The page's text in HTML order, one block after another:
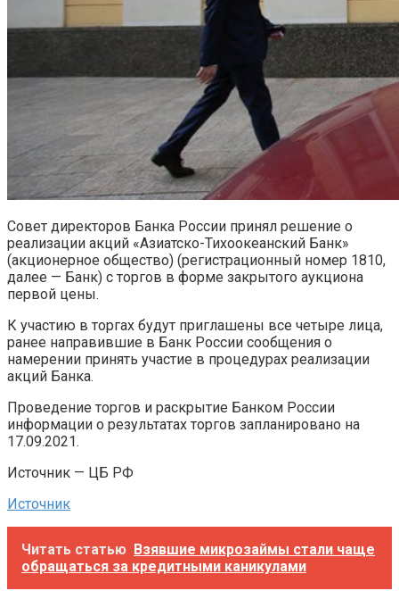
Совет директоров Банка России принял решение о
реализации акций «Азиатско-Тихоокеанский Банк»
(акционерное общество) (регистрационный номер 1810,
далее — Банк) с торгов в форме закрытого аукциона
первой цены.
К участию в торгах будут приглашены все четыре лица,
ранее направившие в Банк России сообщения о
намерении принять участие в процедурах реализации
акций Банка.
Проведение торгов и раскрытие Банком России
информации о результатах торгов запланировано на
17.09.2021.
Источник — ЦБ РФ
Источник
Читать статью Взявшие микрозаймы стали чаще
обращаться за кредитными каникулами